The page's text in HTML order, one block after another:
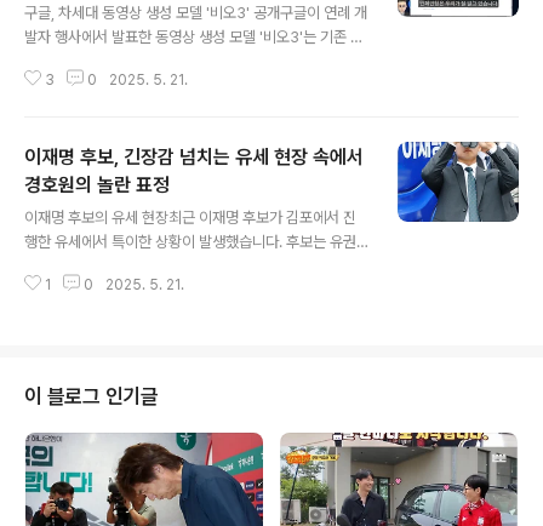
구글, 차세대 동영상 생성 모델 '비오3' 공개구글이 연례 개
발자 행사에서 발표한 동영상 생성 모델 '비오3'는 기존 모
리의 소음, 공원에서의 새소리, 캐릭터 간의 대화까지 포함
텐츠를 쉽게 제작할 수 있다고 설명하였고, 이는 창의적인
영상 콘텐츠 제작의 새로운 장을 열 것으로 기대되고 있습
니다. AI 영화 제작 도구 '플로우'의 강력한 기능비오3와 결
합된 AI 영화 제작 도구 '플로우'는 사용자의 자연어 입력을
기반으로 장면을 설정하고, 이를 이미지와 동영상으로 변
환하는 혁신적인 기능을 제공합니다. 예를 들어, 사용자가
3 0 2025. 5. 21.
이재명 후보, 긴장감 넘치는 유세 현장 속에서
경호원의 놀란 표정
이재명 후보의 유세 현장최근 이재명 후보가 김포에서 진
행한 유세에서 특이한 상황이 발생했습니다. 후보는 유권
주변을 둘러보았는데, 이는 시민들과의 소통을 중요시하는
니다. 이런 모습은 유권자와의 거리감을 줄이려는 후보의
의지를 엿볼 수 있게 합니다. 경호원들의 긴장감이 후보의
유세 중 경호원들은 돌발 상황에 대비하여 긴장 상태를 유
지했습니다. 후보가 유권자와 소통하는 모습은 보기 좋았
지만, 경호원들은 그의 안전을 최우선으로 생각하며 예의
주시했습니다. 특히, 민주당은 이 후보에 ..
1 0 2025. 5. 21.
이 블로그 인기글